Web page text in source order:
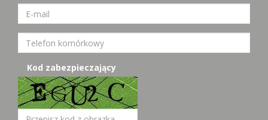
Kod zabezpieczający